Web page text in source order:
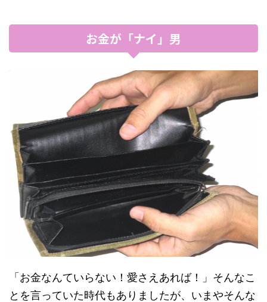
お金が「ナイ」男
「お金なんていらない！愛さえあれば！」そんなこ
とを言っていた時代もありましたが、いまやそんな